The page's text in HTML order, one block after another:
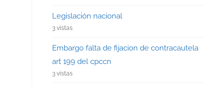
Legislación nacional
3 vistas
Embargo falta de fijacion de contracautela
art 199 del cpccn
3 vistas